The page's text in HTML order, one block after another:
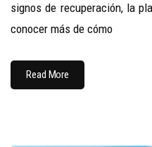
signos de recuperación, la
conocer más de cómo
Read More